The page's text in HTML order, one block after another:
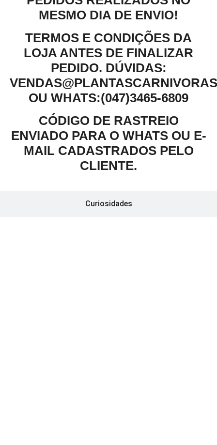
Curiosidades
MESMO DIA DE ENVIO!
TERMOS E CONDIÇÕES DA
LOJA ANTES DE FINALIZAR
PEDIDO. DÚVIDAS:
OU WHATS:(047)3465-6809
CÓDIGO DE RASTREIO
ENVIADO PARA O WHATS OU E-
MAIL CADASTRADOS PELO
CLIENTE.